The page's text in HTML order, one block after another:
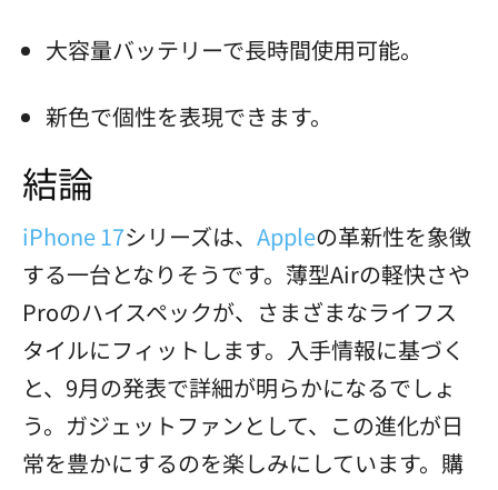
大容量バッテリーで長時間使用可能。
新色で個性を表現できます。
結論
iPhone 17シリーズは、 Appleの革新性を象徴
する一台となりそうです。薄型Airの軽快さや
Proのハイスペックが、さまざまなライフス
タイルにフィットします。入手情報に基づく
と、9月の発表で詳細が明らかになるでしょ
う。ガジェットファンとして、この進化が日
常を豊かにするのを楽しみにしています。購